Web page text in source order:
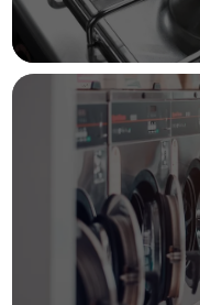
CUISINE